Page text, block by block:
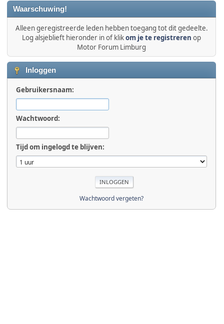
Waarschuwing!
Alleen geregistreerde leden hebben toegang tot dit gedeelte.
Log alsjeblieft hieronder in of klikom je te registreren op
Motor Forum Limburg
Inloggen
Gebruikersnaam:
Wachtwoord:
Tijd om ingelogd te blijven:
Wachtwoord vergeten?